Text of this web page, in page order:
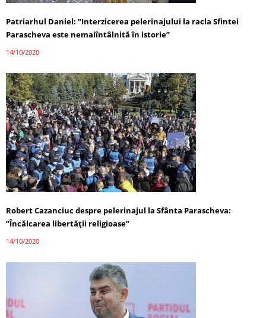
Patriarhul Daniel: ”Interzicerea pelerinajului la racla Sfintei
Parascheva este nemaiîntâlnită în istorie”
14/10/2020
Robert Cazanciuc despre pelerinajul la Sfânta Parascheva:
”Încălcarea libertății religioase”
14/10/2020